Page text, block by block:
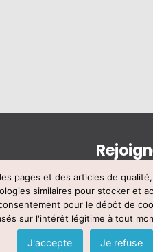
TUTELLE -mentions légales–
Voir notre
pages et des articles de
similaires pour stocker et
pour le dépôt de
sur l'intérêt légitime à tout
J'accepte Je refuse